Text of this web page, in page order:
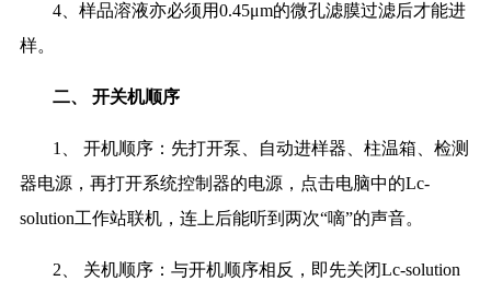
4、样品溶液亦必须用0.45μm的微孔滤膜过滤后才能进
样。
二、 开关机顺序
1、 开机顺序：先打开泵、自动进样器、柱温箱、检测
器电源，再打开系统控制器的电源，点击电脑中的Lc-
solution工作站联机，连上后能听到两次“嘀”的声音。
2、 关机顺序：与开机顺序相反，即先关闭Lc-solution